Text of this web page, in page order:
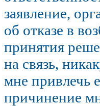
заявление,
об отказе в
принятия
на связь,
мне привлечь
причинение